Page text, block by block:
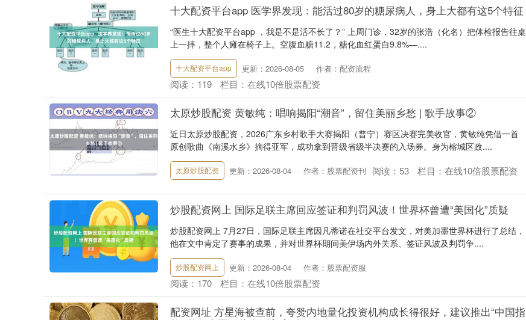
十大配资平台app 医学界发现：能活过80岁的糖尿病人，身上大都有这5个特征
“医生十大配资平台app ，我是不是活不长了？” 上周门诊，32岁的张浩（化名）把体检报告往桌
上一摔，整个人瘫在椅子上。空腹血糖11.2，糖化血红蛋白9.8%—....
十大配资平台app 更新：2026-08-05 作者：配资流程
阅读： 119 栏目： 在线10倍股票配资
太原炒股配资 黄敏纯：唱响揭阳“潮音”，留住美丽乡愁 | 歌手故事②
近日太原炒股配资，2026广东乡村歌手大赛揭阳（普宁）赛区决赛完美收官，黄敏纯凭借一首
原创歌曲《南溪水乡》摘得亚军，成功拿到晋级省级半决赛的入场券。身为榕城区政....
太原炒股配资 更新：2026-08-04 作者：股票配资刊 阅读： 53 栏目： 在线10倍股票配资
炒股配资网上 国际足联主席回应签证和判罚风波！世界杯曾遭“美国化”质疑
炒股配资网上 7月27日，国际足联主席因凡蒂诺在社交平台发文，对美加墨世界杯进行了总结，
他在文中肯定了赛事的成果，并对世界杯期间美伊场内外关系、签证风波及判罚争....
炒股配资网上 更新：2026-08-04 作者：股票配资服
阅读： 170 栏目： 在线10倍股票配资
配资网址 方星海被查前，夸赞内地量化投资机构成长得很好，建议推出“中国指